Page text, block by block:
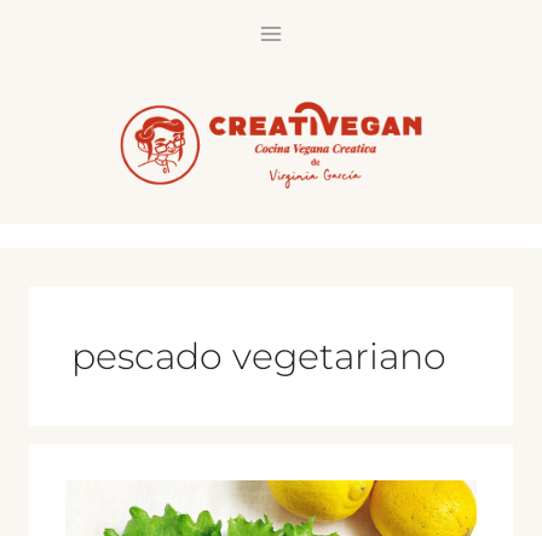
pescado vegetariano